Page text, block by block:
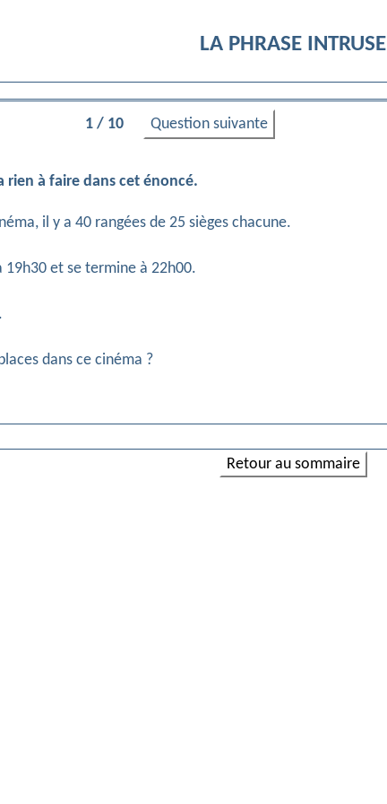
LA PHRASE INTRUSE
1 / 10 Question suivante
rien à faire dans cet énoncé.
il y a 40 rangées de 25 sièges chacune.
19h30 et se termine à 22h00.
dans ce cinéma ?
Retour au sommaire